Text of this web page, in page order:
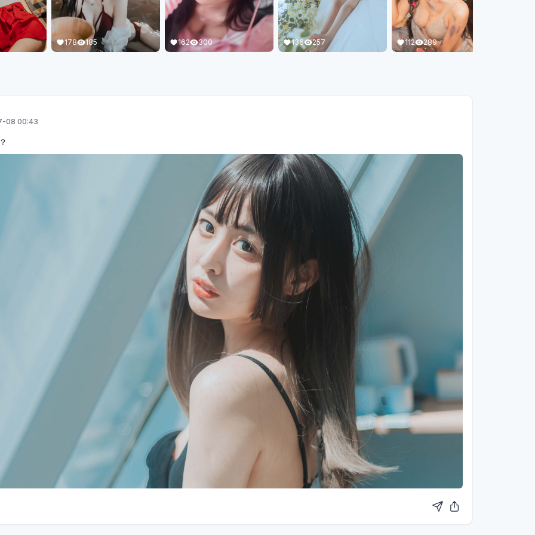
178 185 162 300 136 257 112 289
08 00:43